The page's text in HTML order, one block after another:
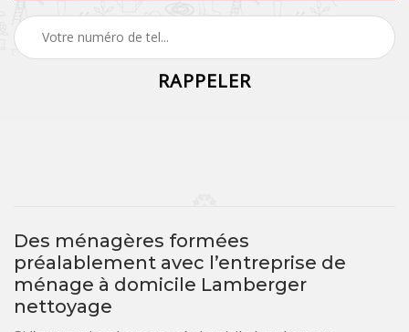
Des ménagères formées
préalablement avec l’entreprise de
ménage à domicile Lamberger
nettoyage